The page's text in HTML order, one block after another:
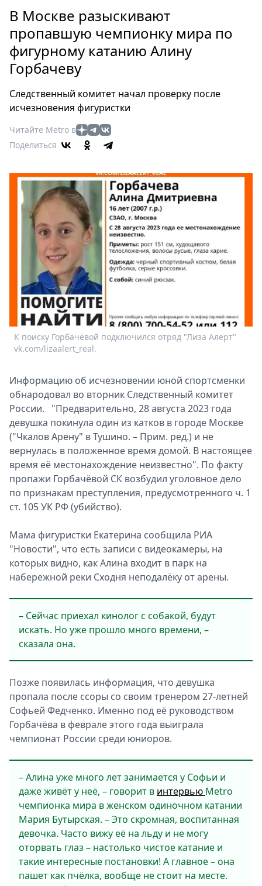
Россия
Мир
Здоровье
Еда
Туризм
Мода
Театр
Кино
Афиша
Выставки
Пресс-
релизы
О
Metro
Стримы
Спецпроекты
Звезды
Выборы
2026
Скачай
Metro
В Москве разыскивают
пропавшую чемпионку мира по
фигурному катанию Алину
Горбачеву
Следственный комитет начал проверку после
исчезновения фигуристки
Читайте Metro в
Поделиться
К поиску Горбачёвой подключился отряд "Лиза Алерт"
vk.com/lizaalert_real.
Информацию об исчезновении юной спортсменки
обнародовал во вторник Следственный комитет
России. "Предварительно, 28 августа 2023 года
девушка покинула один из катков в городе Москве
("Чкалов Арену" в Тушино. – Прим. ред.) и не
вернулась в положенное время домой. В настоящее
время её местонахождение неизвестно". По факту
пропажи Горбачёвой СК возбудил уголовное дело
по признакам преступления, предусмотренного ч. 1
ст. 105 УК РФ (убийство).
Мама фигуристки Екатерина сообщила РИА
"Новости", что есть записи с видеокамеры, на
которых видно, как Алина входит в парк на
набережной реки Сходня неподалёку от арены.
– Сейчаc приехал кинолог c cобакой, будут
иcкать. Но уже прошло много времени, –
сказала она.
Позже появилась информация, что девушка
пропала после ссоры со своим тренером 27-летней
Софьей Федченко. Именно под её руководством
Горбачёва в феврале этого года выиграла
чемпионат России среди юниоров.
– Алина уже много лет занимается у Софьи и
даже живёт у неё, – говорит в интервью Metro
чемпионка мира в женском одиночном катании
Мария Бутырская. – Это скромная, воспитанная
девочка. Часто вижу её на льду и не могу
оторвать глаз – настолько чистое катание и
такие интересные постановки! А главное – она
пашет как пчёлка, вообще не стоит на месте.